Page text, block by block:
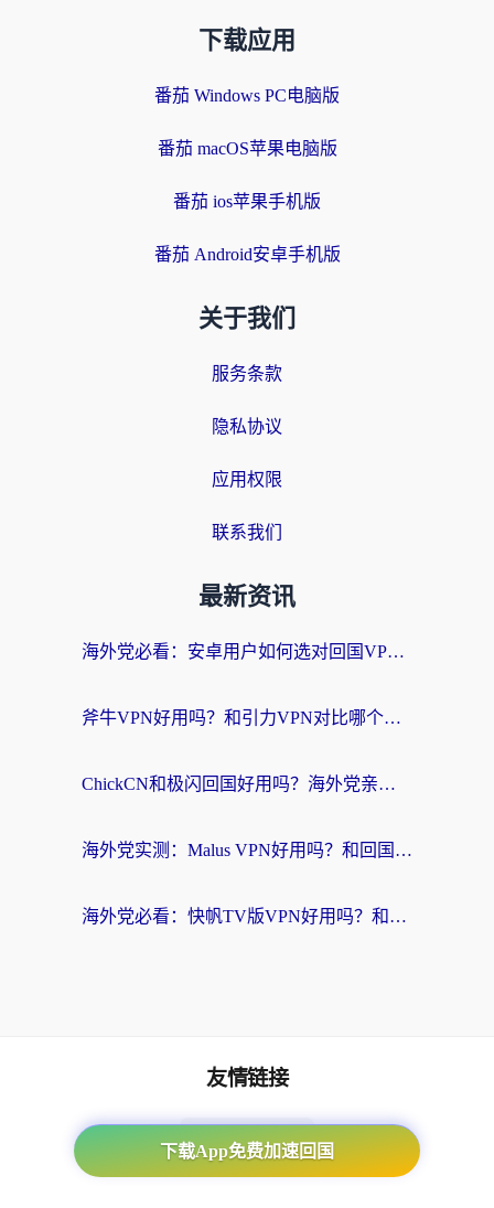
下载应用
番茄 Windows PC电脑版
番茄 macOS苹果电脑版
番茄 ios苹果手机版
番茄 Android安卓手机版
关于我们
服务条款
隐私协议
应用权限
联系我们
最新资讯
海外党必看：安卓用户如何选对回国VPN？从踩坑到无缝访问的全攻略
斧牛VPN好用吗？和引力VPN对比哪个回国效果更好？海外党亲测3款加速器+避坑指南
ChickCN和极闪回国好用吗？海外党亲测3款加速器，教你选对不踩坑
海外党实测：Malus VPN好用吗？和回国VPN对比哪个回国效果更好？附真实体验与加速器推荐
海外党必看：快帆TV版VPN好用吗？和豌豆IP VPN对比哪个回国效果更好？附真实体验与选择指南
下载App免费加速回国
友情链接
海外回国加速器